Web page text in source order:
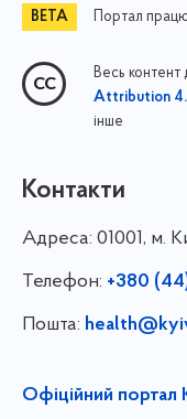
Портал
Весь контент
Attribution
інше
Контакти
Адреса: 01001, м.
Телефон: +380
Пошта:
Офіційний портал